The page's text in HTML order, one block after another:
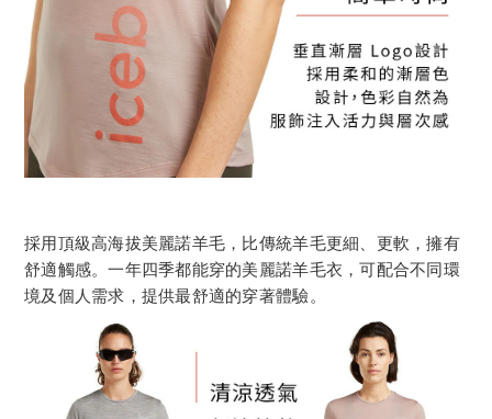
採用頂級高海拔美麗諾羊毛，比傳統羊毛更細、更軟，擁有
舒適觸感。一年四季都能穿的美麗諾羊毛衣，可配合不同環
境及個人需求，提供最舒適的穿著體驗。